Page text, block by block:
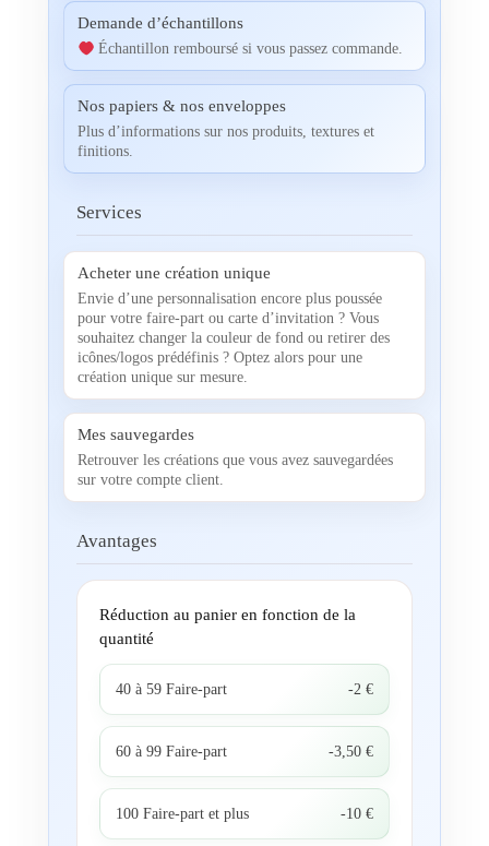
Demande d’échantillons
Échantillon remboursé si vous passez commande.
Nos papiers & nos enveloppes
Plus d’informations sur nos produits, textures et
finitions.
Services
Acheter une création unique
Envie d’une personnalisation encore plus poussée
pour votre faire-part ou carte d’invitation ? Vous
souhaitez changer la couleur de fond ou retirer des
icônes/logos prédéfinis ? Optez alors pour une
création unique sur mesure.
Mes sauvegardes
Retrouver les créations que vous avez sauvegardées
sur votre compte client.
Avantages
Réduction au panier en fonction de la
quantité
40 à 59 Faire-part -2 €
60 à 99 Faire-part -3,50 €
100 Faire-part et plus -10 €